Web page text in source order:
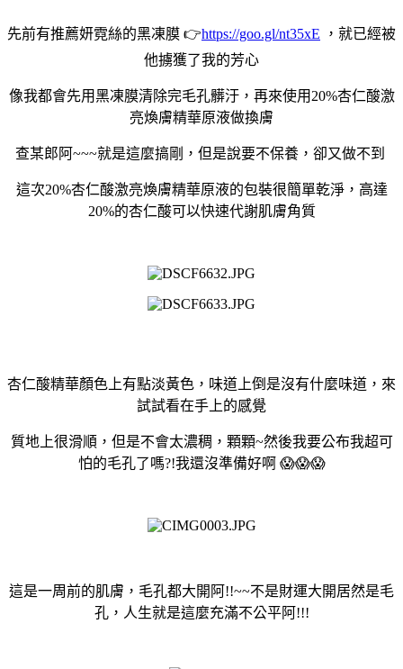
先前有推薦妍霓絲的黑凍膜 👉https://goo.gl/nt35xE ，就已經被
他擄獲了我的芳心
像我都會先用黑凍膜清除完毛孔髒汙，再來使用20%杏仁酸激
亮煥膚精華原液做換膚
查某郎阿~~~就是這麼搞剛，但是說要不保養，卻又做不到
這次20%杏仁酸激亮煥膚精華原液的包裝很簡單乾淨，高達
20%的杏仁酸可以快速代謝肌膚角質
杏仁酸精華顏色上有點淡黃色，味道上倒是沒有什麼味道，來
試試看在手上的感覺
質地上很滑順，但是不會太濃稠，顆顆~然後我要公布我超可
怕的毛孔了嗎?!我還沒準備好啊 😱😱😱
這是一周前的肌膚，毛孔都大開阿!!~~不是財運大開居然是毛
孔，人生就是這麼充滿不公平阿!!!